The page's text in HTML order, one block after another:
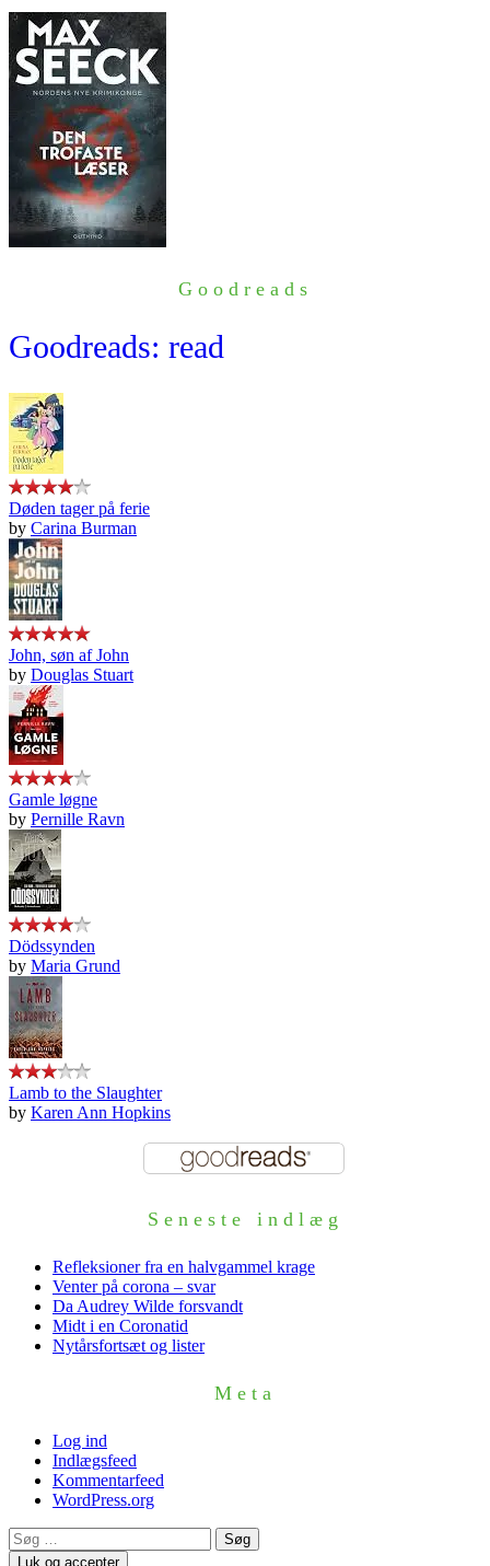
Goodreads
Goodreads: read
Døden tager på ferie
by Carina Burman
John, søn af John
by Douglas Stuart
Gamle løgne
by Pernille Ravn
Dödssynden
by Maria Grund
Lamb to the Slaughter
by Karen Ann Hopkins
Seneste indlæg
Refleksioner fra en halvgammel krage
Venter på corona – svar
Da Audrey Wilde forsvandt
Midt i en Coronatid
Nytårsfortsæt og lister
Meta
Log ind
Indlægsfeed
Kommentarfeed
WordPress.org
Søg
efter: